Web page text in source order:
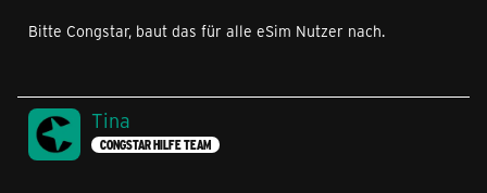
Bitte Congstar, baut das für alle eSim Nutzer nach.
Tina
CONGSTAR HILFE TEAM